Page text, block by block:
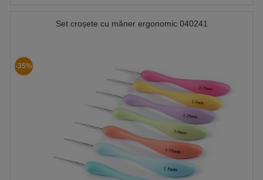
Set croșete cu mâner ergonomic 040241
-35%